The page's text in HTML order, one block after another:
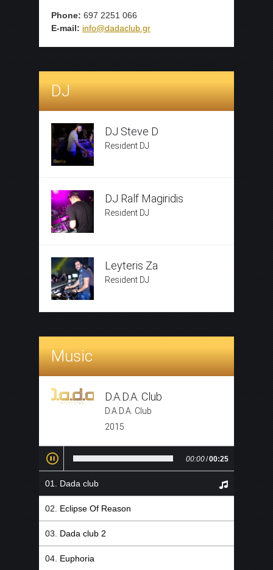
Phone: 697 2251 066
E-mail: info@dadaclub.gr
DJ
DJ Steve D
Resident DJ
DJ Ralf Magiridis
Resident DJ
Leyteris Za
Resident DJ
Music
D.A.D.A. Club
D.A.D.A. Club
2015
00:00/00:25
Dada club
Eclipse Of Reason
Dada club 2
Euphoria